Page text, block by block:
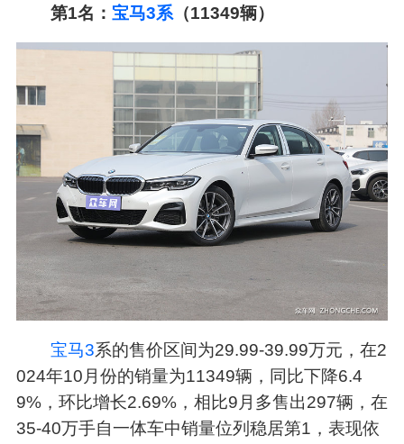
第1名： 宝马3系 （11349辆）
宝马3系的售价区间为29.99-39.99万元，在2
024年10月份的销量为11349辆，同比下降6.4
9%，环比增长2.69%，相比9月多售出297辆，在
35-40万手自一体车中销量位列稳居第1，表现依